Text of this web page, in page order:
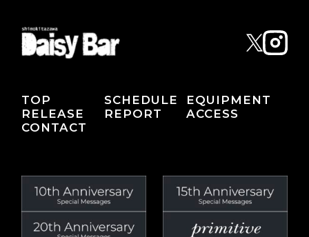
TOP SCHEDULE
EQUIPMENT
RELEASE
REPORT
ACCESS
CONTACT